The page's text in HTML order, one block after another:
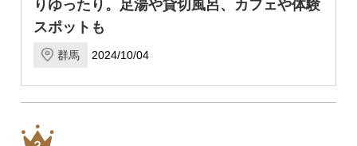
りゆったり。足湯や貸切風呂、カフェや体験
スポットも
群馬 2024/10/04